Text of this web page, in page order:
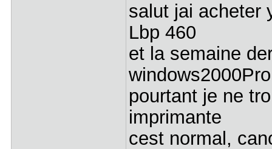
salut jai acheter
Lbp 460
et la semaine
windows2000Pro
pourtant je ne
imprimante
cest normal,